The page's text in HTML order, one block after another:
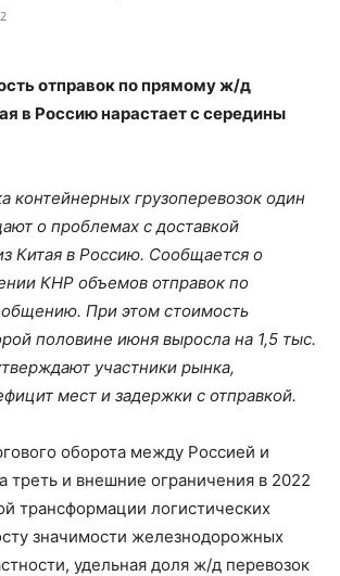
отправок по прямому ж/д
в Россию нарастает с середины
контейнерных грузоперевозок один
о проблемах с доставкой
Китая в Россию. Сообщается о
КНР объемов отправок по
При этом стоимость
половине июня выросла на 1,5 тыс.
участники рынка,
мест и задержки с отправкой.
оборота между Россией и
треть и внешние ограничения в 2022
трансформации логистических
значимости железнодорожных
удельная доля ж/д перевозок